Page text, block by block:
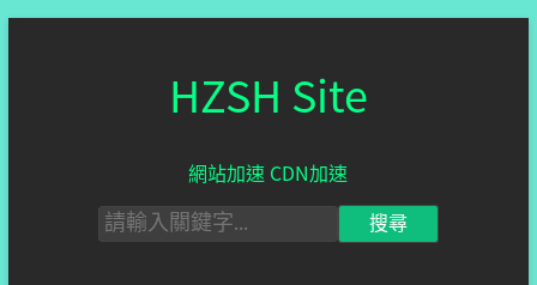
HZSH Site
網站加速 CDN加速